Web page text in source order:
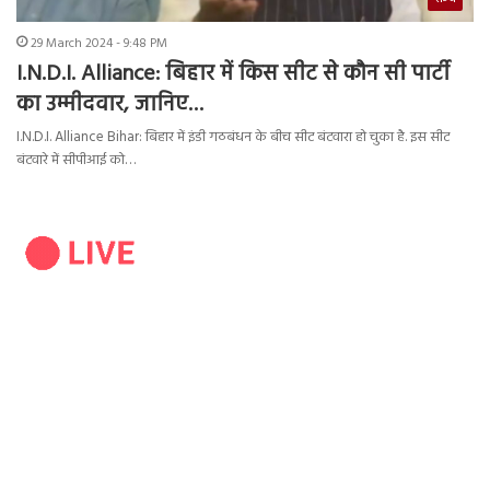
29 March 2024 - 9:48 PM
I.N.D.I. Alliance: बिहार में किस सीट से कौन सी पार्टी
का उम्मीदवार, जानिए…
I.N.D.I. Alliance Bihar: बिहार में इंडी गठबंधन के बीच सीट बंटवारा हो चुका है. इस सीट
बंटवारे में सीपीआई को…